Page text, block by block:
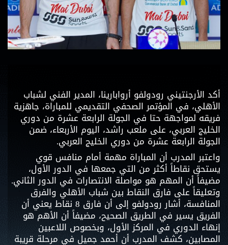
أكد الأرجنتيني رودولفو أروابارينا، المدير الفني لشباب
الأهلي، في المؤتمر الصحفي التقديمي للمباراة، جاهزية
فريقه لمواجهة حتا في الجولة الرابعة عشرة من دوري
الخليج العربي، على ملعب راشد، اليوم الأربعاء، ضمن
الجولة الرابعة عشرة من دوري الخليج العربي.
واعتبر المدرب أن المباراة مهمة أمام منافس قوي
يستحق نقاطاً أكثر من التي جمعها في الدور الأول،
مضيفاً أن المهم هو مواصلة الانتصارات في الدور الثاني.
وتعليقاً على فارق النقاط بين شباب الأهلي والفرق
المنافسة، أشار رودولفو إلى أن فارق 8 نقاط يعني أن
الفريق يسير في الطريق الصحيح، مضيفاً أن الأهم هو
إنهاء الدوري في المركز الأول، وبخصوص اللاعبين
المصابين، كشف المدرب أن أحمد جميل في مرحلة قريبة